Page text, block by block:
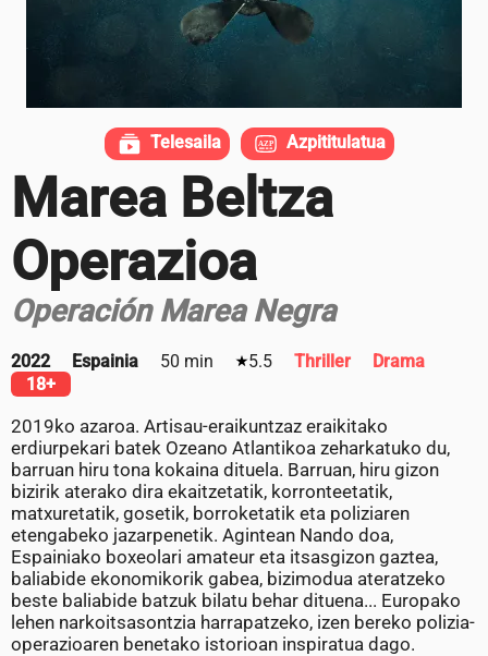
Marea Beltza
Operazioa
Operación Marea Negra
2022 Espainia 50 min 5.5 Thriller
Drama
18+
2019ko azaroa. Artisau-eraikuntzaz eraikitako
erdiurpekari batek Ozeano Atlantikoa zeharkatuko du,
barruan hiru tona kokaina dituela. Barruan, hiru gizon
bizirik aterako dira ekaitzetatik, korronteetatik,
matxuretatik, gosetik, borroketatik eta poliziaren
etengabeko jazarpenetik. Agintean Nando doa,
Espainiako boxeolari amateur eta itsasgizon gaztea,
baliabide ekonomikorik gabea, bizimodua ateratzeko
beste baliabide batzuk bilatu behar dituena... Europako
lehen narkoitsasontzia harrapatzeko, izen bereko polizia-
operazioaren benetako istorioan inspiratua dago.
Telesaila Azpititulatua